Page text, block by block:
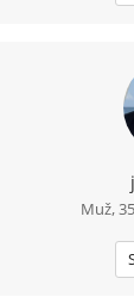
Muž,